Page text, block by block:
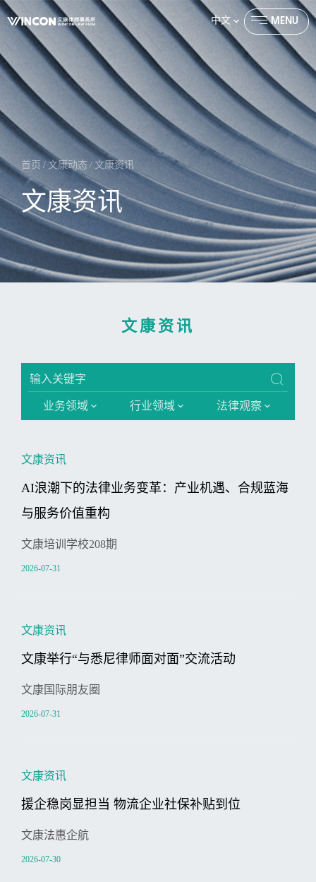
中文
MENU
CLOSE
首页 / 文康动态 / 文康资讯
文康资讯
文康资讯
业务领域 行业领域 法律观察
文康资讯
AI浪潮下的法律业务变革：产业机遇、合规蓝海
与服务价值重构
文康培训学校208期
2026-07-31
文康资讯
文康举行“与悉尼律师面对面”交流活动
文康国际朋友圈
2026-07-31
文康资讯
援企稳岗显担当 物流企业社保补贴到位
文康法惠企航
2026-07-30